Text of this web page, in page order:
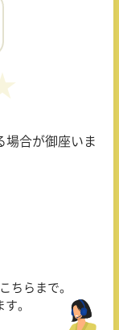
場合が御座いま
ちらまで。
。